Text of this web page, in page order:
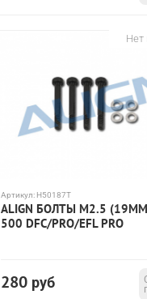
Нет
Артикул: H50187T
ALIGN БОЛТЫ M2.5
500 DFC/PRO/EFL PRO
280 руб